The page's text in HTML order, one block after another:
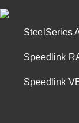
SteelSeries
Speedlink
Speedlink